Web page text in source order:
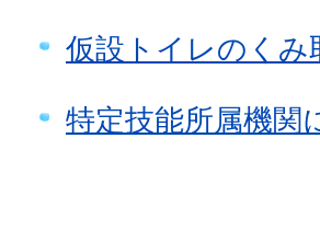
仮設トイレのく
特定技能所属機関